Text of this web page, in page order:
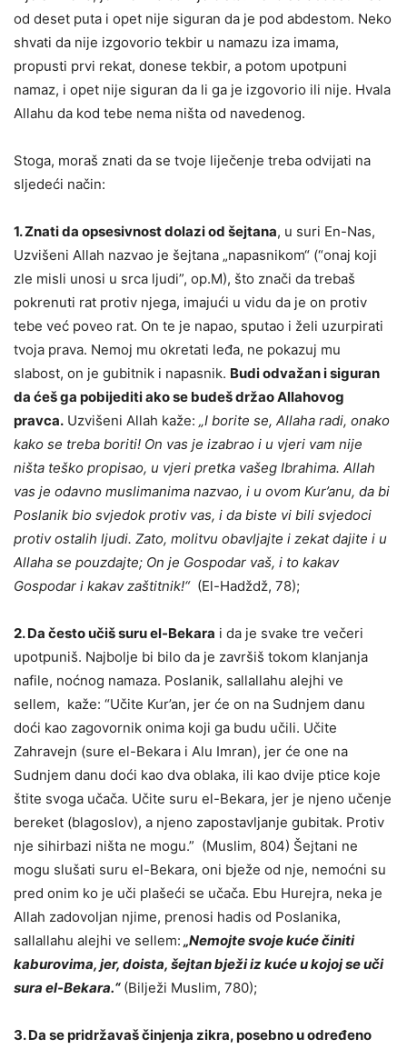
od deset puta i opet nije siguran da je pod abdestom. Neko
shvati da nije izgovorio tekbir u namazu iza imama,
propusti prvi rekat, donese tekbir, a potom upotpuni
namaz, i opet nije siguran da li ga je izgovorio ili nije. Hvala
Allahu da kod tebe nema ništa od navedenog.
Stoga, moraš znati da se tvoje liječenje treba odvijati na
sljedeći način:
1. Znati da opsesivnost dolazi od šejtana, u suri En-Nas,
Uzvišeni Allah nazvao je šejtana „napasnikom“ (“onaj koji
zle misli unosi u srca ljudi”, op.M), što znači da trebaš
pokrenuti rat protiv njega, imajući u vidu da je on protiv
tebe već poveo rat. On te je napao, sputao i želi uzurpirati
tvoja prava. Nemoj mu okretati leđa, ne pokazuj mu
slabost, on je gubitnik i napasnik. Budi odvažan i siguran
da ćeš ga pobijediti ako se budeš držao Allahovog
pravca. Uzvišeni Allah kaže: „I borite se, Allaha radi, onako
kako se treba boriti! On vas je izabrao i u vjeri vam nije
ništa teško propisao, u vjeri pretka vašeg Ibrahima. Allah
vas je odavno muslimanima nazvao, i u ovom Kur’anu, da bi
Poslanik bio svjedok protiv vas, i da biste vi bili svjedoci
protiv ostalih ljudi. Zato, molitvu obavljajte i zekat dajite i u
Allaha se pouzdajte; On je Gospodar vaš, i to kakav
Gospodar i kakav zaštitnik!“(El-Hadždž, 78);
2. Da često učiš suru el-Bekara i da je svake tre večeri
upotpuniš. Najbolje bi bilo da je završiš tokom klanjanja
nafile, noćnog namaza. Poslanik, sallallahu alejhi ve
sellem, kaže: “Učite Kur’an, jer će on na Sudnjem danu
doći kao zagovornik onima koji ga budu učili. Učite
Zahravejn (sure el-Bekara i Alu Imran), jer će one na
Sudnjem danu doći kao dva oblaka, ili kao dvije ptice koje
štite svoga učača. Učite suru el-Bekara, jer je njeno učenje
bereket (blagoslov), a njeno zapostavljanje gubitak. Protiv
nje sihirbazi ništa ne mogu.” (Muslim, 804) Šejtani ne
mogu slušati suru el-Bekara, oni bježe od nje, nemoćni su
pred onim ko je uči plašeći se učača. Ebu Hurejra, neka je
Allah zadovoljan njime, prenosi hadis od Poslanika,
sallallahu alejhi ve sellem: „Nemojte svoje kuće činiti
kaburovima, jer, doista, šejtan bježi iz kuće u kojoj se uči
sura el-Bekara.“(Bilježi Muslim, 780);
3. Da se pridržavaš činjenja zikra, posebno u određeno